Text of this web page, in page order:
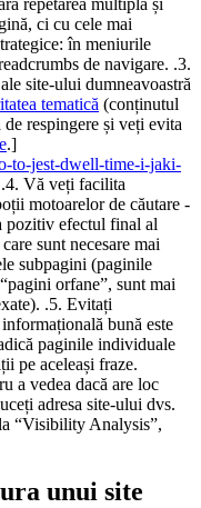
repetarea multiplă și
ci cu cele mai
în meniurile
de navigare. .3.
site-ului dumneavoastră
tematică (conținutul
respingere și veți evita
.]
to-jest-dwell-time-i-jaki-
Vă veți facilita
motoarelor de căutare -
pozitiv efectul final al
sunt necesare mai
subpagini (paginile
orfane”, sunt mai
.5. Evitați
bună este
paginile individuale
pe aceleași fraze.
a vedea dacă are loc
adresa site-ului dvs.
“Visibility Analysis”,
unui site